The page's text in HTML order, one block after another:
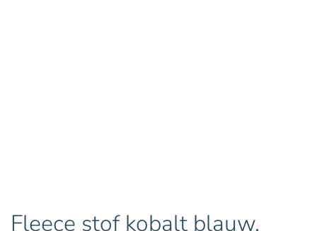
Fleece stof kobalt blauw,